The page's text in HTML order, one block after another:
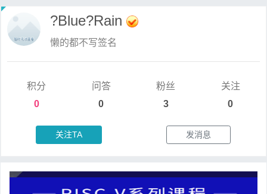
?Blue?Rain
懒的都不写签名
积分
0
问答
0
粉丝
3
关注
0
关注TA 发消息